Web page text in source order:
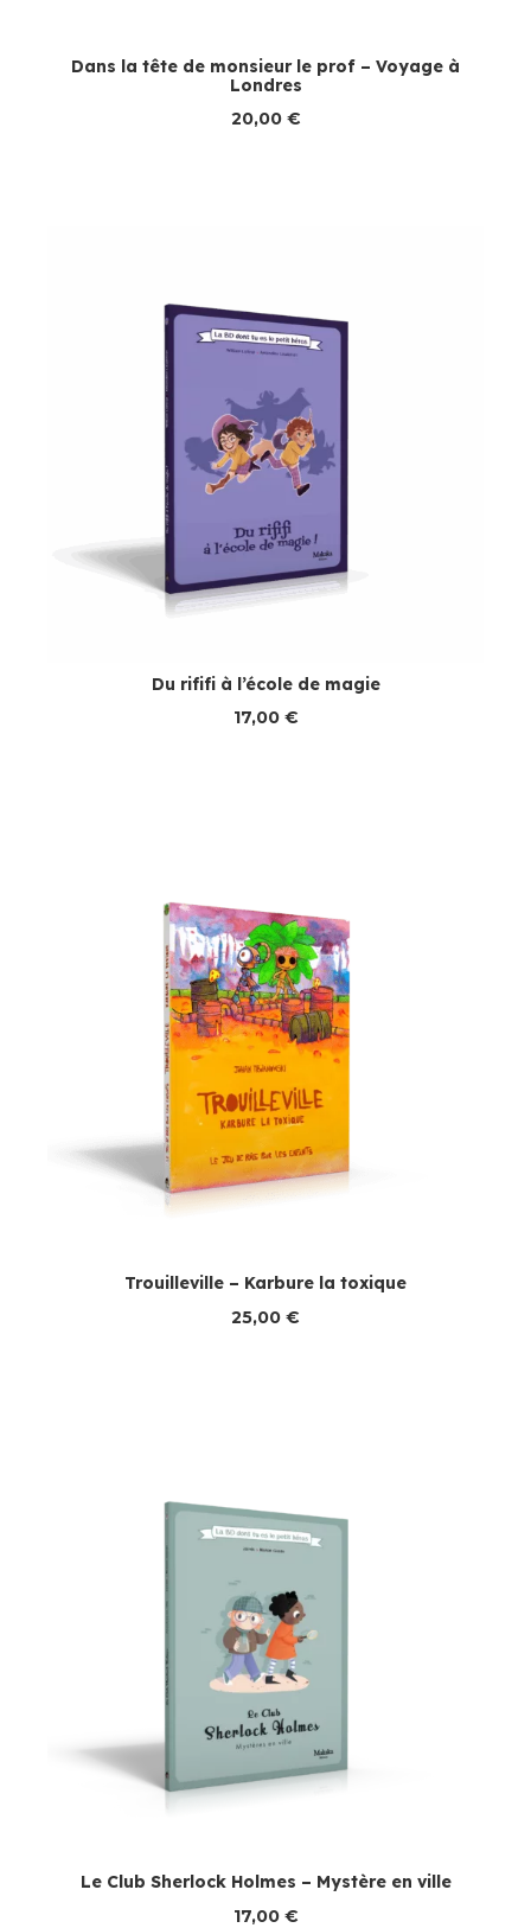
Dans la tête de monsieur le prof – Voyage à
Londres
20,00 €
Du rififi à l’école de magie
17,00 €
Trouilleville – Karbure la toxique
25,00 €
Le Club Sherlock Holmes – Mystère en ville
17,00 €